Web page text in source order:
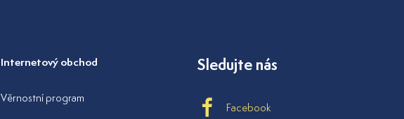
Internetový obchod
Věrnostní program
Sledujte nás
Facebook